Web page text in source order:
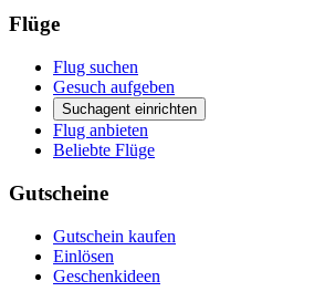
Flüge
Flug suchen
Gesuch aufgeben
Suchagent einrichten
Flug anbieten
Beliebte Flüge
Gutscheine
Gutschein kaufen
Einlösen
Geschenkideen